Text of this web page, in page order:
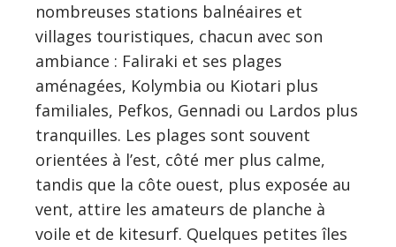
nombreuses stations balnéaires et
villages touristiques, chacun avec son
ambiance : Faliraki et ses plages
aménagées, Kolymbia ou Kiotari plus
familiales, Pefkos, Gennadi ou Lardos plus
tranquilles. Les plages sont souvent
orientées à l’est, côté mer plus calme,
tandis que la côte ouest, plus exposée au
vent, attire les amateurs de planche à
voile et de kitesurf. Quelques petites îles